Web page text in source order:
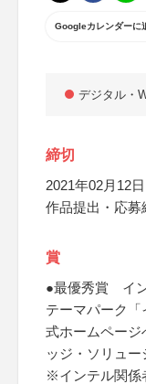
Googleカレンダーに
デジタル・
締切
2021年02月12
作品提出・応募
賞
●最優秀賞 イン
テーマパーク
式ホームページ
ッジ・ソリュ
※インテル関係